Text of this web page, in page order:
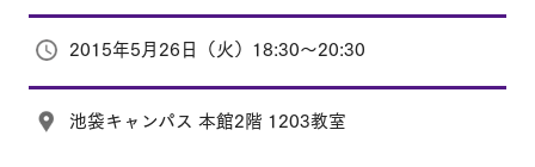
2015年5月26日（火）18:30～20:30
池袋キャンパス 本館2階 1203教室